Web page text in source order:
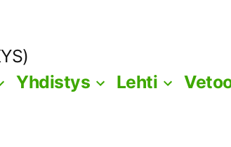
Yhdistys Lehti